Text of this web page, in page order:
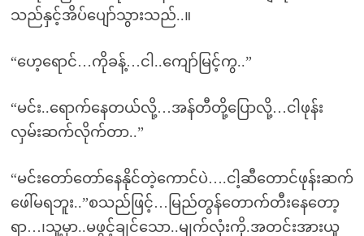
သည်နှင့်အိပ်ပျော်သွားသည်..။
“ဟေ့ရောင်…ကိုခန့်…ငါ..ကျော်မြင့်ကွ..”
“မင်း..ရောက်နေတယ်လို့…အန်တီတို့ပြောလို့…ငါဖုန်း
လှမ်းဆက်လိုက်တာ..”
“မင်းတော်တော်နေနိုင်တဲ့ကောင်ပဲ….ငါ့ဆီတောင်ဖုန်းဆက်
ဖေါ်မရဘူး..”စသည်ဖြင့်…မြည်တွန်တောက်တီးနေတော့
ရာ…၊သူ့မှာ..မဖွင့်ချင်သော..မျက်လုံးကို.အတင်းအားယူ